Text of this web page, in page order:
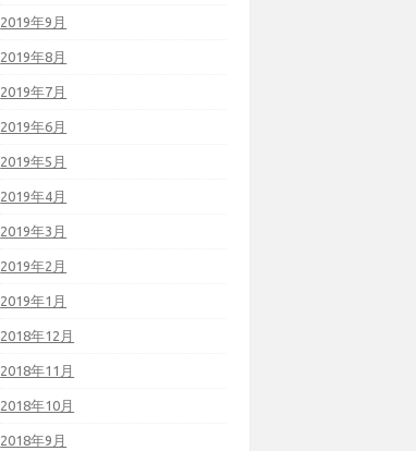
2019年9月
2019年8月
2019年7月
2019年6月
2019年5月
2019年4月
2019年3月
2019年2月
2019年1月
2018年12月
2018年11月
2018年10月
2018年9月